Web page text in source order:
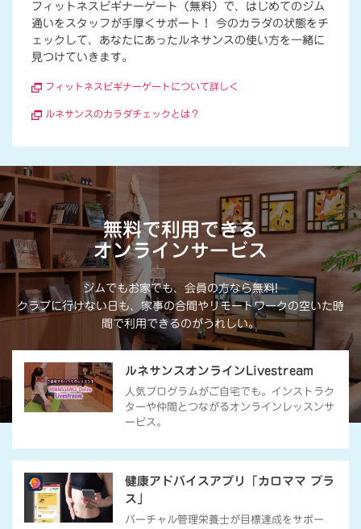
フィットネスビギナーゲート（無料）で、はじめてのジム
通いをスタッフが手厚くサポート！ 今のカラダの状態をチ
ェックして、あなたにあったルネサンスの使い方を一緒に
見つけていきます。
フィットネスビギナーゲートについて詳しく
ルネサンスのカラダチェックとは？
無料で利用できる
オンラインサービス
ジムでもお家でも、会員の方なら無料!
クラブに行けない日も、家事の合間やリモートワークの空いた時
間で利用できるのがうれしい。
ルネサンスオンラインLivestream
人気プログラムがご自宅でも。インストラク
ターや仲間とつながるオンラインレッスンサ
ービス。
健康アドバイスアプリ「カロママ プラ
ス」
バーチャル管理栄養士が目標達成をサポー